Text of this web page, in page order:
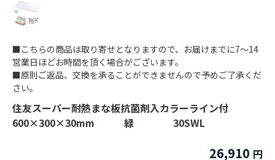
住友スーパー耐熱まな板抗菌剤入カラーライン付
600×300×30mm 緑 30SWL
26,910
■こちらの商品は取り寄せとなりますので、お届けまでに7～14
営業日ほどお時間を頂く場合がございます。
■原則ご返品、交換を承ることができませんので予めご了承くだ
さい。